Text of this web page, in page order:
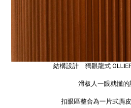
結構設計｜獨眼龍式
滑板人一眼就懂的
扣眼區整合為一片式麂皮